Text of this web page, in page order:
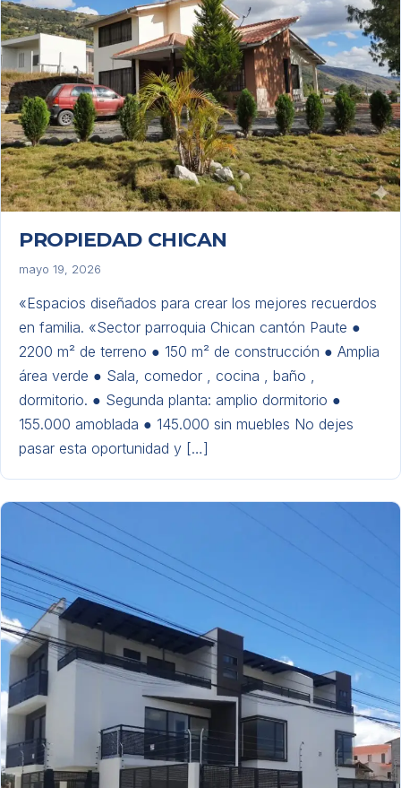
PROPIEDAD CHICAN
mayo 19, 2026
«Espacios diseñados para crear los mejores recuerdos
en familia. «Sector parroquia Chican cantón Paute ●
2200 m² de terreno ● 150 m² de construcción ● Amplia
área verde ● Sala, comedor , cocina , baño ,
dormitorio. ● Segunda planta: amplio dormitorio ●
155.000 amoblada ● 145.000 sin muebles No dejes
pasar esta oportunidad y […]